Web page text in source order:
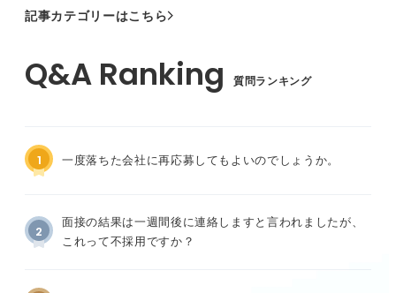
記事カテゴリーはこちら
質問ランキング
1 一度落ちた会社に再応募してもよいのでしょうか。
2
面接の結果は一週間後に連絡しますと言われましたが、
これって不採用ですか？